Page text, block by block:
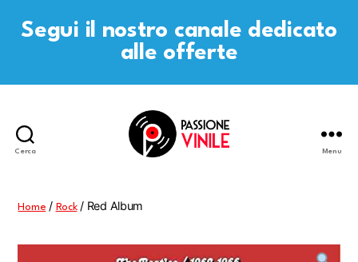
Segui il nostro canale dedicato
alle offerte
Cerca Menu
Home / Rock/ Red Album